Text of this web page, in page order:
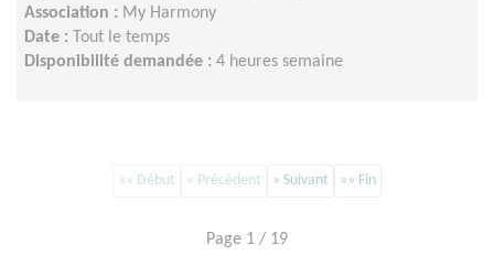
Association : My Harmony
Date : Tout le temps
Disponibilité demandée : 4 heures semaine
«« Début « Précédent » Suivant »» Fin
Page 1 / 19